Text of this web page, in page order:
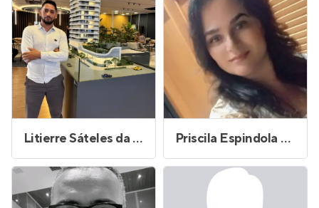
Litierre Sáteles da Silva Priscila Espindola Couto